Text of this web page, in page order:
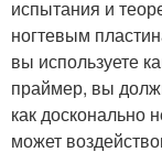
испытания и
ногтевым
вы используете
праймер, вы
как досконально
может